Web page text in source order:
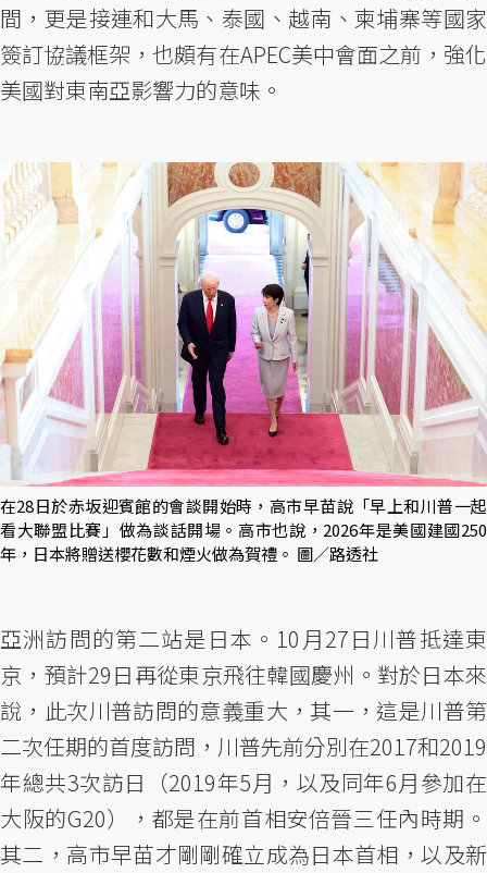
間，更是接連和大馬、泰國、越南、柬埔寨等國家
簽訂協議框架，也頗有在APEC美中會面之前，強化
美國對東南亞影響力的意味。
在28日於赤坂迎賓館的會談開始時，高市早苗說「早上和川普一起
看大聯盟比賽」做為談話開場。高市也說，2026年是美國建國250
年，日本將贈送櫻花數和煙火做為賀禮。 圖／路透社
亞洲訪問的第二站是日本。10月27日川普抵達東
京，預計29日再從東京飛往韓國慶州。對於日本來
說，此次川普訪問的意義重大，其一，這是川普第
二次任期的首度訪問，川普先前分別在2017和2019
年總共3次訪日（2019年5月，以及同年6月參加在
大阪的G20），都是在前首相安倍晉三任內時期。
其二，高市早苗才剛剛確立成為日本首相，以及新